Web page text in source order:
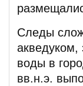
Следы
воды в
вв.н.э.